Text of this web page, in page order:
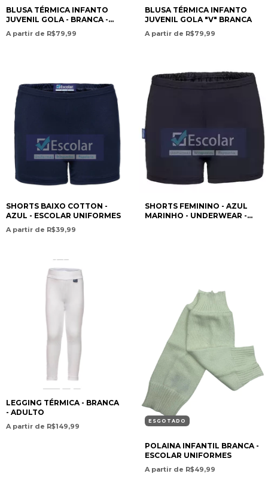
BLUSA TÉRMICA INFANTO
JUVENIL GOLA - BRANCA -
UNISSEX
A partir de R$79,99
BLUSA TÉRMICA INFANTO
JUVENIL GOLA "V" BRANCA
A partir de R$79,99
SHORTS BAIXO COTTON -
AZUL - ESCOLAR UNIFORMES
A partir de R$39,99
SHORTS FEMININO - AZUL
MARINHO - UNDERWEAR -
LEGGING TÉRMICA - BRANCA
- ADULTO
A partir de R$149,99
ESGOTADO
POLAINA INFANTIL BRANCA -
ESCOLAR UNIFORMES
A partir de R$49,99